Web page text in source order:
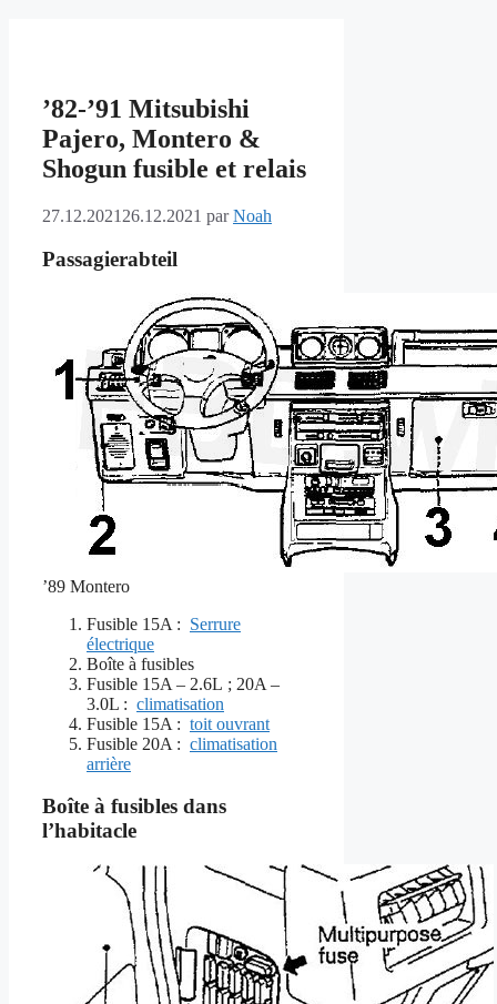
’82-’91 Mitsubishi
Pajero, Montero &
Shogun fusible et relais
27.12.2021 26.12.2021 parNoah
Passagierabteil
’89 Montero
Fusible 15A : Serrure
électrique
Boîte à fusibles
Fusible 15A – 2.6L ; 20A –
3.0L : climatisation
Fusible 15A : toit ouvrant
Fusible 20A : climatisation
arrière
Boîte à fusibles dans
l’habitacle